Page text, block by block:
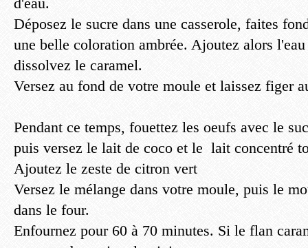
Déposez le sucre dans une casserole, faites
une belle coloration ambrée. Ajoutez alors
dissolvez le caramel.
Versez au fond de votre moule et laissez figer
Pendant ce temps, fouettez les oeufs avec le
puis versez le lait de coco et le lait concentré
Ajoutez le zeste de citron vert
Versez le mélange dans votre moule, puis le
dans le four.
Enfournez pour 60 à 70 minutes. Si le flan